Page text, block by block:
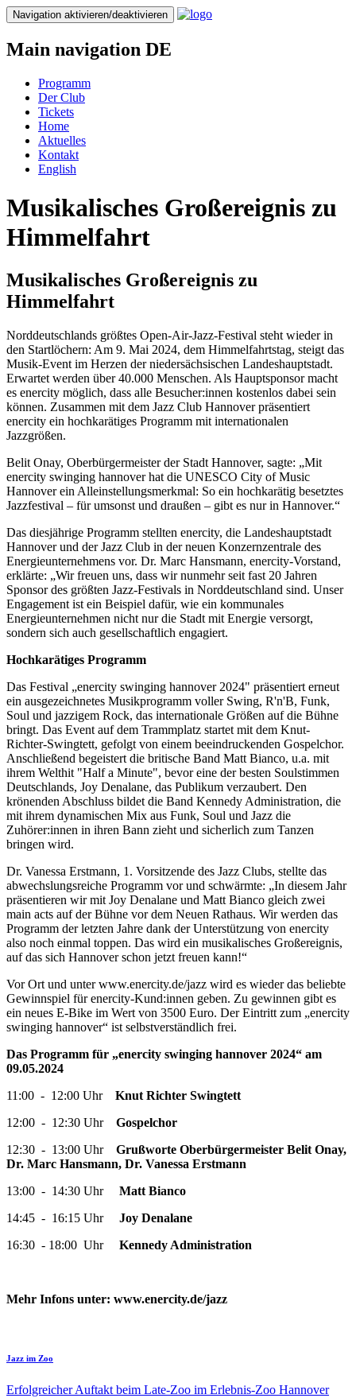
Direkt
zum
Inhalt
Navigation aktivieren/deaktivieren
Main navigation DE
Programm
Der Club
Tickets
Home
Aktuelles
Kontakt
English
Musikalisches Großereignis zu
Himmelfahrt
Musikalisches Großereignis zu
Himmelfahrt
Norddeutschlands größtes Open-Air-Jazz-Festival steht wieder in
den Startlöchern: Am 9. Mai 2024, dem Himmelfahrtstag, steigt das
Musik-Event im Herzen der niedersächsischen Landeshauptstadt.
Erwartet werden über 40.000 Menschen. Als Hauptsponsor macht
es enercity möglich, dass alle Besucher:innen kostenlos dabei sein
können. Zusammen mit dem Jazz Club Hannover präsentiert
enercity ein hochkarätiges Programm mit internationalen
Jazzgrößen.
Belit Onay, Oberbürgermeister der Stadt Hannover, sagte: „Mit
enercity swinging hannover hat die UNESCO City of Music
Hannover ein Alleinstellungsmerkmal: So ein hochkarätig besetztes
Jazzfestival – für umsonst und draußen – gibt es nur in Hannover.“
Das diesjährige Programm stellten enercity, die Landeshauptstadt
Hannover und der Jazz Club in der neuen Konzernzentrale des
Energieunternehmens vor. Dr. Marc Hansmann, enercity-Vorstand,
erklärte: „Wir freuen uns, dass wir nunmehr seit fast 20 Jahren
Sponsor des größten Jazz-Festivals in Norddeutschland sind. Unser
Engagement ist ein Beispiel dafür, wie ein kommunales
Energieunternehmen nicht nur die Stadt mit Energie versorgt,
sondern sich auch gesellschaftlich engagiert.
Hochkarätiges Programm
Das Festival „enercity swinging hannover 2024" präsentiert erneut
ein ausgezeichnetes Musikprogramm voller Swing, R'n'B, Funk,
Soul und jazzigem Rock, das internationale Größen auf die Bühne
bringt. Das Event auf dem Trammplatz startet mit dem Knut-
Richter-Swingtett, gefolgt von einem beeindruckenden Gospelchor.
Anschließend begeistert die britische Band Matt Bianco, u.a. mit
ihrem Welthit "Half a Minute", bevor eine der besten Soulstimmen
Deutschlands, Joy Denalane, das Publikum verzaubert. Den
krönenden Abschluss bildet die Band Kennedy Administration, die
mit ihrem dynamischen Mix aus Funk, Soul und Jazz die
Zuhörer:innen in ihren Bann zieht und sicherlich zum Tanzen
bringen wird.
Dr. Vanessa Erstmann, 1. Vorsitzende des Jazz Clubs, stellte das
abwechslungsreiche Programm vor und schwärmte: „In diesem Jahr
präsentieren wir mit Joy Denalane und Matt Bianco gleich zwei
main acts auf der Bühne vor dem Neuen Rathaus. Wir werden das
Programm der letzten Jahre dank der Unterstützung von enercity
also noch einmal toppen. Das wird ein musikalisches Großereignis,
auf das sich Hannover schon jetzt freuen kann!“
Vor Ort und unter www.enercity.de/jazz wird es wieder das beliebte
Gewinnspiel für enercity-Kund:innen geben. Zu gewinnen gibt es
ein neues E-Bike im Wert von 3500 Euro. Der Eintritt zum „enercity
swinging hannover“ ist selbstverständlich frei.
Das Programm für „enercity swinging hannover 2024“ am
09.05.2024
11:00 - 12:00 Uhr Knut Richter Swingtett
12:00 - 12:30 UhrGospelchor
12:30 - 13:00 Uhr Grußworte Oberbürgermeister Belit Onay,
Dr. Marc Hansmann, Dr. Vanessa Erstmann
13:00 - 14:30 Uhr Matt Bianco
14:45 - 16:15 Uhr Joy Denalane
16:30 - 18:00 UhrKennedy Administration
Mehr Infons unter: www.enercity.de/jazz
Jazz im Zoo
Erfolgreicher Auftakt beim Late-Zoo im Erlebnis-Zoo Hannover